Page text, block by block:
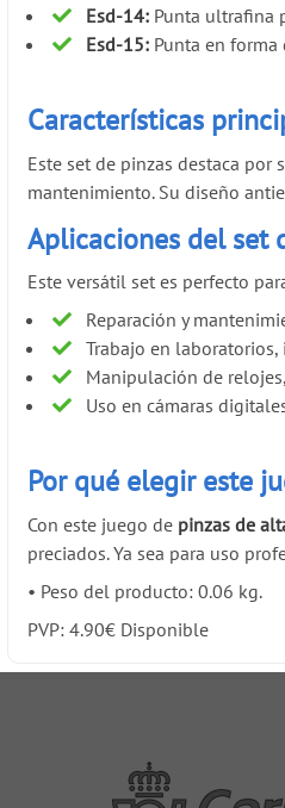
Esd-14: Punta ultrafina
Esd-15: Punta en
Características
Este set de pinzas destaca por
mantenimiento. Su diseño
Aplicaciones del set
Este versátil set es perfecto
Reparación y
Trabajo en
Manipulación de
Uso en cámaras
Por qué elegir este
Con este juego de pinzas de
preciados. Ya sea para uso
• Peso del producto: 0.06 kg.
PVP:4.90€ Disponible